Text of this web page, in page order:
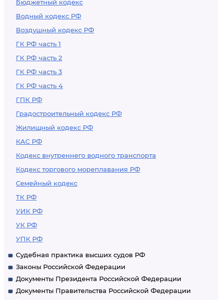
Бюджетный кодекс
Водный кодекс РФ
Воздушный кодекс РФ
ГК РФ часть 1
ГК РФ часть 2
ГК РФ часть 3
ГК РФ часть 4
ГПК РФ
Градостроительный кодекс РФ
Жилищный кодекс РФ
КАС РФ
Кодекс внутреннего водного транспорта
Кодекс торгового мореплавания РФ
Семейный кодекс
ТК РФ
УИК РФ
УК РФ
УПК РФ
Судебная практика высших судов РФ
Законы Российской Федерации
Документы Президента Российской Федерации
Документы Правительства Российской Федерации